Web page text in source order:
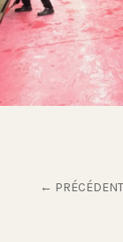
← PRÉCÉDENT